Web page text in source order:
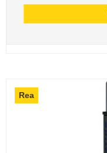
Rea